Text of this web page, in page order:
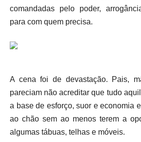
comandadas pelo poder,
para com quem precisa.
A cena foi de devastação. Pais,
pareciam não acreditar que tudo
a base de esforço, suor e economia
ao chão sem ao menos terem a
algumas tábuas, telhas e móveis.